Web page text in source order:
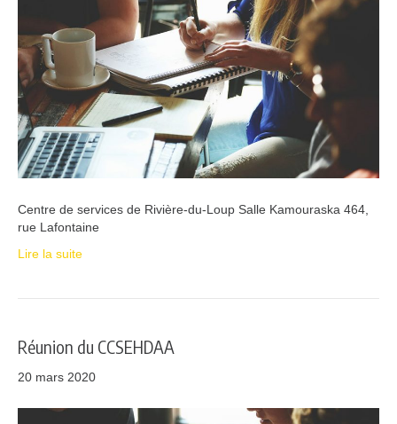
Centre de services de Rivière-du-Loup Salle Kamouraska 464,
rue Lafontaine
Lire la suite
Réunion du CCSEHDAA
20 mars 2020